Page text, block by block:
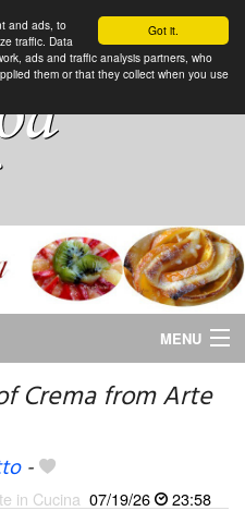
Got it.
and ads, to
traffic. Data
ads and traffic analysis partners, who
them or that they collect when you use
MENU
Crema from Arte
-
in Cucina 07/19/26
23:58